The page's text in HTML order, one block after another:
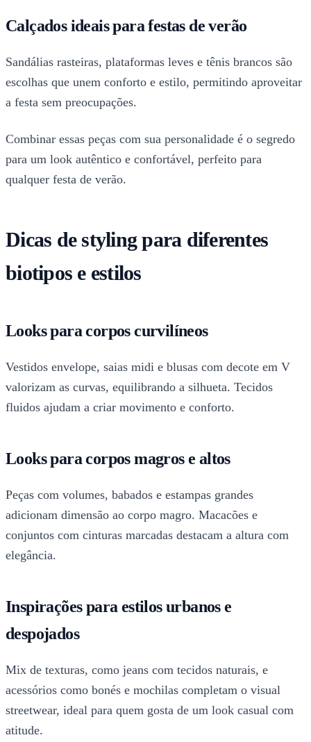
Calçados ideais para festas de verão
Sandálias rasteiras, plataformas leves e tênis brancos são
escolhas que unem conforto e estilo, permitindo aproveitar
a festa sem preocupações.
Combinar essas peças com sua personalidade é o segredo
para um look autêntico e confortável, perfeito para
qualquer festa de verão.
Dicas de styling para diferentes
biotipos e estilos
Looks para corpos curvilíneos
Vestidos envelope, saias midi e blusas com decote em V
valorizam as curvas, equilibrando a silhueta. Tecidos
fluidos ajudam a criar movimento e conforto.
Looks para corpos magros e altos
Peças com volumes, babados e estampas grandes
adicionam dimensão ao corpo magro. Macacões e
conjuntos com cinturas marcadas destacam a altura com
elegância.
Inspirações para estilos urbanos e
despojados
Mix de texturas, como jeans com tecidos naturais, e
acessórios como bonés e mochilas completam o visual
streetwear, ideal para quem gosta de um look casual com
atitude.